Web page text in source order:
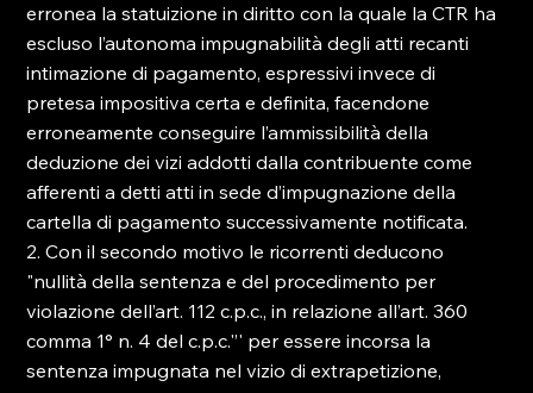
erronea la statuizione in diritto con la quale la CTR ha
escluso l’autonoma impugnabilità degli atti recanti
intimazione di pagamento, espressivi invece di
pretesa impositiva certa e definita, facendone
erroneamente conseguire l’ammissibilità della
deduzione dei vizi addotti dalla contribuente come
afferenti a detti atti in sede d’impugnazione della
cartella di pagamento successivamente notificata.
2. Con il secondo motivo le ricorrenti deducono
"nullità della sentenza e del procedimento per
violazione dell’art. 112 c.p.c., in relazione all’art. 360
comma 1° n. 4 del c.p.c.'’' per essere incorsa la
sentenza impugnata nel vizio di extrapetizione,